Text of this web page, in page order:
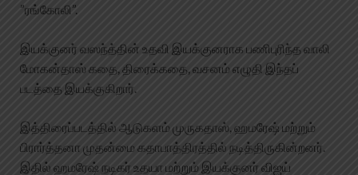
”ரங்கோலி”.
இயக்குனர் வஸந்த்தின் உதவி இயக்குனராக பணிபுரிந்த வாலி
மோகன்தாஸ் கதை, திரைக்கதை, வசனம் எழுதி இந்தப்
படத்தை இயக்குகிறார்.
இத்திரைப்படத்தில் ஆடுகளம் முருகதாஸ், ஹமரேஷ் மற்றும்
பிரார்த்தனா முதன்மை கதாபாத்திரத்தில் நடித்திருகின்றனர்.
இதில் ஹமரேஷ் நடிகர் உதயா மற்றும் இயக்குனர் விஜய்